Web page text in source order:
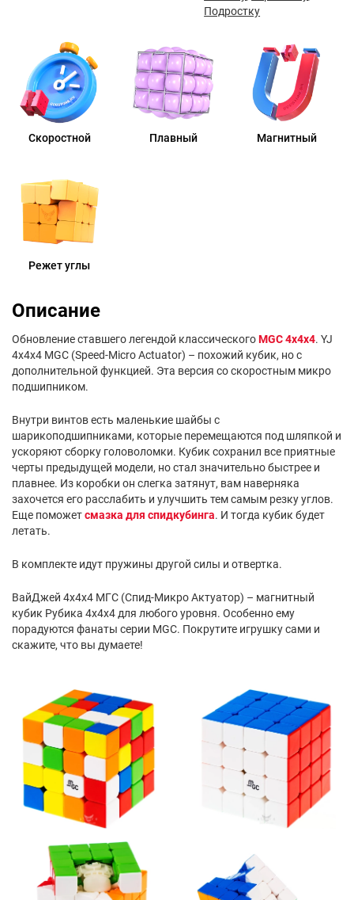
Подростку
Скоростной Плавный Магнитный
Режет углы
Описание
Обновление ставшего легендой классическогоMGC 4x4x4. YJ
4x4x4 MGC (Speed-Micro Actuator) – похожий кубик, но с
дополнительной функцией. Эта версия со скоростным микро
подшипником.
Внутри винтов есть маленькие шайбы с
шарикоподшипниками, которые перемещаются под шляпкой и
ускоряют сборку головоломки. Кубик сохранил все приятные
черты предыдущей модели, но стал значительно быстрее и
плавнее. Из коробки он слегка затянут, вам наверняка
захочется его расслабить и улучшить тем самым резку углов.
Еще поможетсмазка для спидкубинга. И тогда кубик будет
летать.
В комплекте идут пружины другой силы и отвертка.
ВайДжей 4х4х4 МГС (Спид-Микро Актуатор) – магнитный
кубик Рубика 4х4х4 для любого уровня. Особенно ему
порадуются фанаты серии MGC. Покрутите игрушку сами и
скажите, что вы думаете!